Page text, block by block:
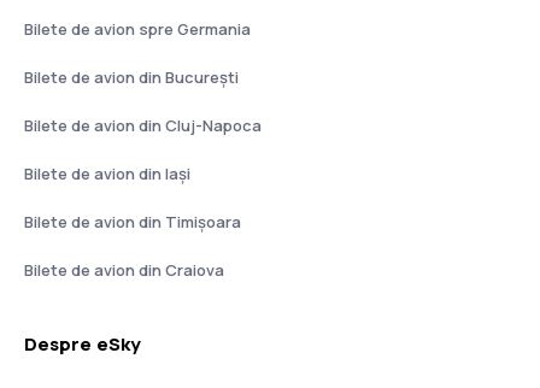
Bilete de avion spre Germania
Bilete de avion din București
Bilete de avion din Cluj-Napoca
Bilete de avion din Iași
Bilete de avion din Timișoara
Bilete de avion din Craiova
Despre eSky